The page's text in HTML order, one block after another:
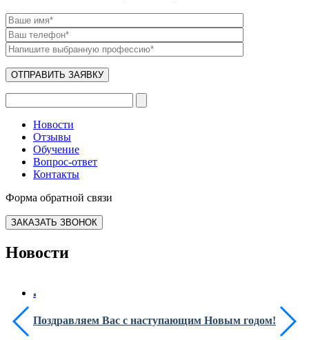
Новости
Отзывы
Обучение
Вопрос-ответ
Контакты
Форма обратной связи
ЗАКАЗАТЬ ЗВОНОК
Новости
Поздравляем Вас с наступающим Новым годом!